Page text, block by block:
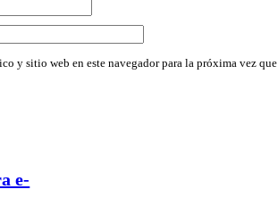
y sitio web en este navegador para la próxima vez
e-